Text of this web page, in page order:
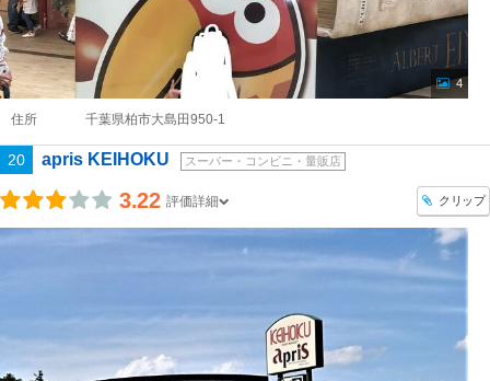
4
住所 千葉県柏市大島田950-1
20 apris KEIHOKU スーパー・コンビニ・量販店
3.22 評価詳細 クリップ